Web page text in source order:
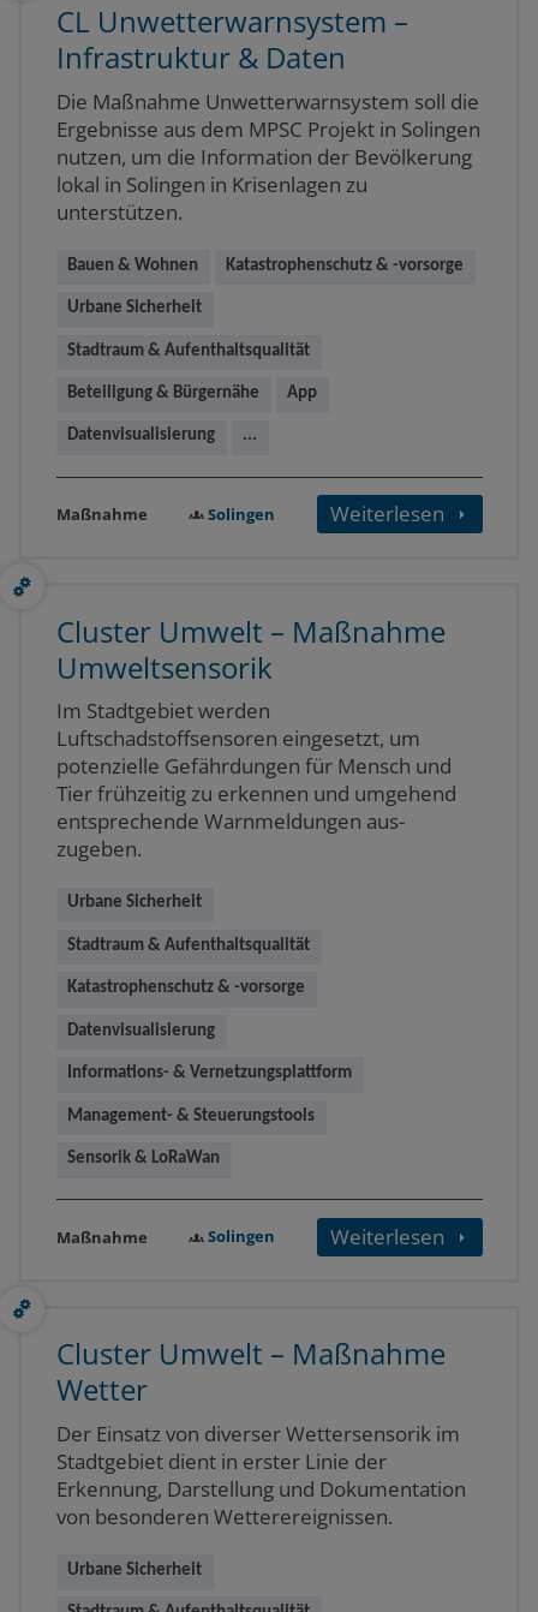
CL Unwetterwarnsystem –
Infrastruktur & Daten
Die Maßnahme Unwetterwarnsystem soll die
Ergebnisse aus dem MPSC Projekt in Solingen
nutzen, um die Information der Bevölkerung
lokal in Solingen in Krisenlagen zu
unterstützen.
Bauen & Wohnen Katastrophenschutz & -vorsorge
Urbane Sicherheit
Stadtraum & Aufenthaltsqualität
Beteiligung & Bürgernähe App
Datenvisualisierung ...
Maßnahme Solingen Weiterlesen
Cluster Umwelt – Maßnahme
Umweltsensorik
Im Stadtgebiet werden
Luftschadstoffsensoren eingesetzt, um
potenzielle Gefährdungen für Mensch und
Tier frühzeitig zu erkennen und umgehend
entsprechende Warnmeldungen aus-
zugeben.
Urbane Sicherheit
Stadtraum & Aufenthaltsqualität
Katastrophenschutz & -vorsorge
Datenvisualisierung
Informations- & Vernetzungsplattform
Management- & Steuerungstools
Sensorik & LoRaWan
Maßnahme Solingen Weiterlesen
Cluster Umwelt – Maßnahme
Wetter
Der Einsatz von diverser Wettersensorik im
Stadtgebiet dient in erster Linie der
Erkennung, Darstellung und Dokumentation
von besonderen Wetterereignissen.
Urbane Sicherheit